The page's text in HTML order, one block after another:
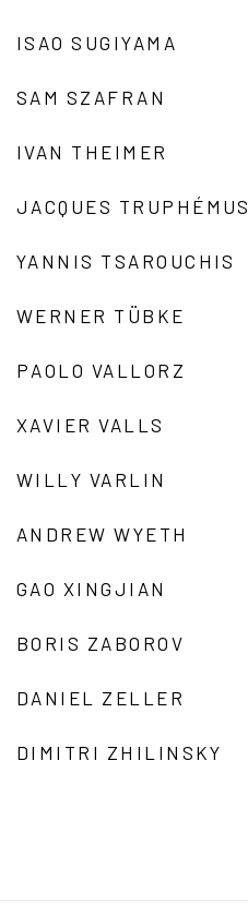
ISAO SUGIYAMA
SAM SZAFRAN
IVAN THEIMER
JACQUES TRUPHÉMUS
YANNIS TSAROUCHIS
WERNER TÜBKE
PAOLO VALLORZ
XAVIER VALLS
WILLY VARLIN
ANDREW WYETH
GAO XINGJIAN
BORIS ZABOROV
DANIEL ZELLER
DIMITRI ZHILINSKY